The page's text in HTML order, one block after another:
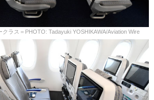
ラス＝PHOTO: Tadayuki YOSHIKAWA/Aviation Wire